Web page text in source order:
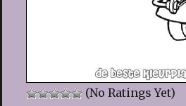
(No Ratings Yet)